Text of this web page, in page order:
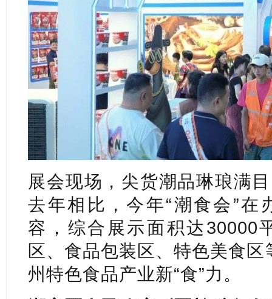
展会现场，尖货潮品琳琅满
去年相比，今年“潮食会”在
容，综合展示面积达30000
区、食品包装区、特色美食
州特色食品产业新“食”力。